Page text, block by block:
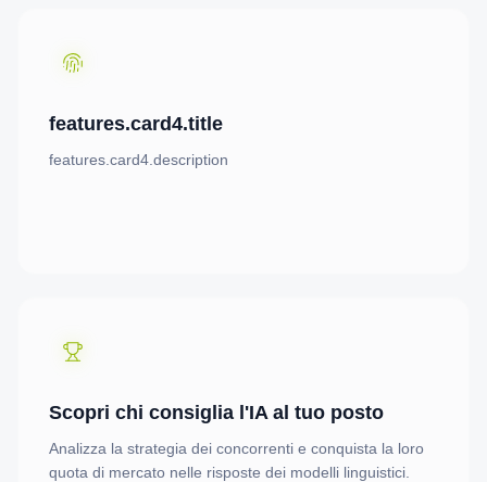
features.card4.title
features.card4.description
Scopri chi consiglia l'IA al tuo posto
Analizza la strategia dei concorrenti e conquista la loro
quota di mercato nelle risposte dei modelli linguistici.